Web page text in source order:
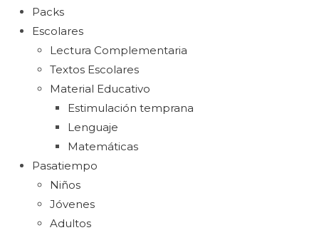
Packs
Escolares
Lectura Complementaria
Textos Escolares
Material Educativo
Estimulación temprana
Lenguaje
Matemáticas
Pasatiempo
Niños
Jóvenes
Adultos